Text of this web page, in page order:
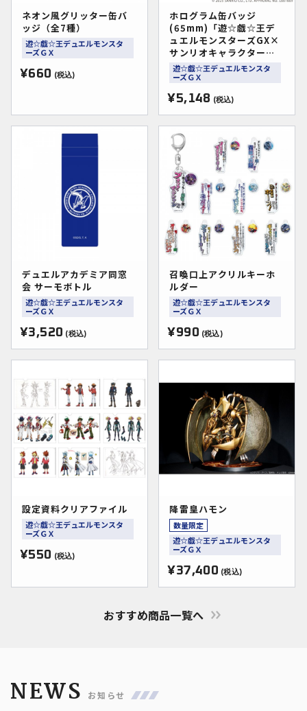
ネオン風グリッター缶バ
ッジ（全7種）
遊☆戯☆王デュエルモンスタ
ーズＧＸ
¥660 (税込)
ホログラム缶バッジ
(65mm)「遊☆戯☆王デ
ュエルモンスターズGX×
サンリオキャラクター
ズ」01/コンプリート
BOX(全9種)(コラボイラ
遊☆戯☆王デュエルモンスタ
ーズＧＸ
¥5,148 (税込)
デュエルアカデミア同窓
会 サーモボトル
遊☆戯☆王デュエルモンスタ
ーズＧＸ
¥3,520 (税込)
召喚口上アクリルキーホ
ルダー
遊☆戯☆王デュエルモンスタ
ーズＧＸ
¥990 (税込)
設定資料クリアファイル
遊☆戯☆王デュエルモンスタ
ーズＧＸ
¥550 (税込)
降雷皇ハモン
数量限定
遊☆戯☆王デュエルモンスタ
ーズＧＸ
¥37,400 (税込)
おすすめ商品一覧へ
NEWS お知らせ